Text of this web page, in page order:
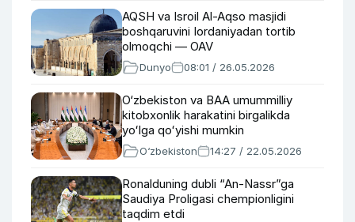
AQSH va Isroil Al-Aqso masjidi
boshqaruvini Iordaniyadan tortib
olmoqchi — OAV
Dunyo 08:01 / 26.05.2026
O‘zbekiston va BAA umummilliy
kitobxonlik harakatini birgalikda
yoʻlga qoʻyishi mumkin
O‘zbekiston 14:27 / 22.05.2026
Ronalduning dubli “An-Nassr”ga
Saudiya Proligasi chempionligini
taqdim etdi